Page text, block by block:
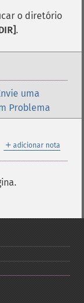
o diretório
.
uma
Problema
＋ adicionar nota